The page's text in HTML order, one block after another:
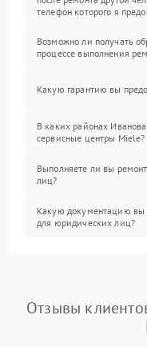
телефон которого я
Возможно ли получать
процессе выполнения
Какую гарантию вы
В каких районах Иванова
сервисные центры Miele?
Выполняете ли вы
лиц?
Какую документацию вы
для юридических лиц?
Отзывы